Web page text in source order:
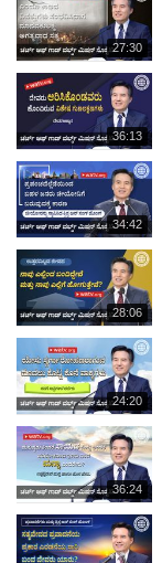
간
재
생
시
간
27:30
재
생
시
간
36:13
재
생
시
간
34:42
재
생
시
간
28:06
재
생
시
간
24:20
재
생
시
간
36:24